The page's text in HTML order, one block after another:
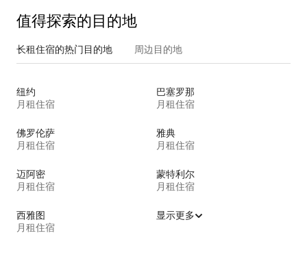
值得探索的目的地
长租住宿的热门目的地 周边目的地
纽约
月租住宿
巴塞罗那
月租住宿
佛罗伦萨
月租住宿
雅典
月租住宿
迈阿密
月租住宿
蒙特利尔
月租住宿
西雅图
月租住宿
显示更多